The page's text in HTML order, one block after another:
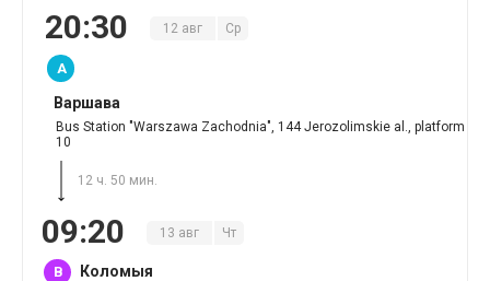
20:30 12 авг Ср
A
Варшава
Bus Station "Warszawa Zachodnia", 144 Jerozolimskie al., platform
10
12 ч. 50 мин.
09:20 13 авг Чт
B Коломыя